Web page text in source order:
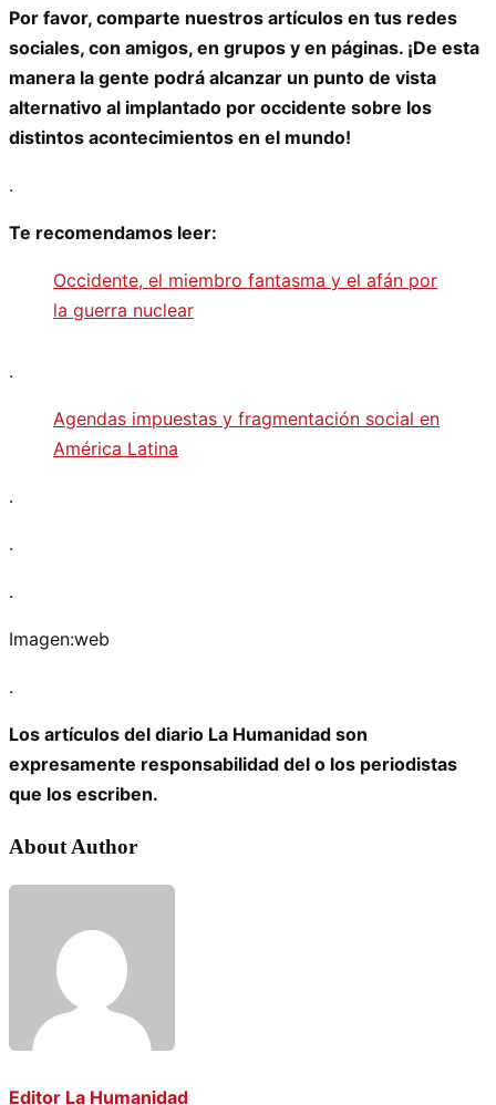
Por favor, comparte nuestros artículos en tus redes
sociales, con amigos, en grupos y en páginas. ¡De esta
manera la gente podrá alcanzar un punto de vista
alternativo al implantado por occidente sobre los
distintos acontecimientos en el mundo!
.
Te recomendamos leer:
Occidente, el miembro fantasma y el afán por
la guerra nuclear
.
Agendas impuestas y fragmentación social en
América Latina
.
.
.
Imagen:web
.
Los artículos del diario La Humanidad son
expresamente responsabilidad del o los periodistas
que los escriben.
About Author
Editor La Humanidad